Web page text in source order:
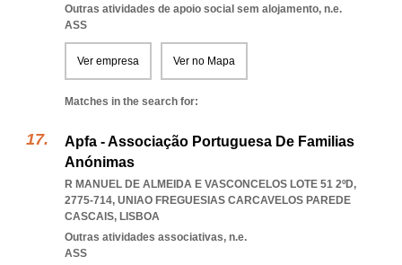
Outras atividades de apoio social sem alojamento, n.e.
ASS
Ver empresa Ver no Mapa
Matches in the search for:
Apfa - Associação Portuguesa De Familias
Anónimas
R MANUEL DE ALMEIDA E VASCONCELOS LOTE 51 2ºD,
2775-714, UNIAO FREGUESIAS CARCAVELOS PAREDE
CASCAIS, LISBOA
Outras atividades associativas, n.e.
ASS